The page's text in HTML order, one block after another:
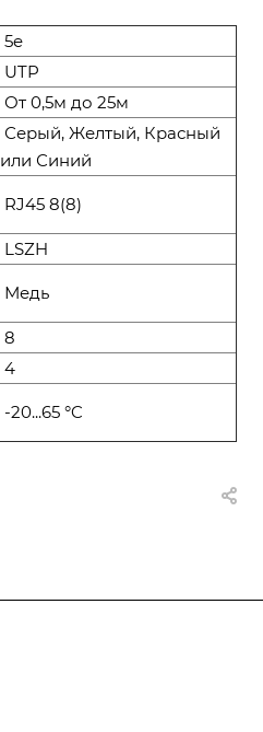
5e
UTP
От 0,5м до 25м
Серый, Желтый, Красный
или Синий
RJ45 8(8)
LSZH
Медь
8
4
-20...65 °C